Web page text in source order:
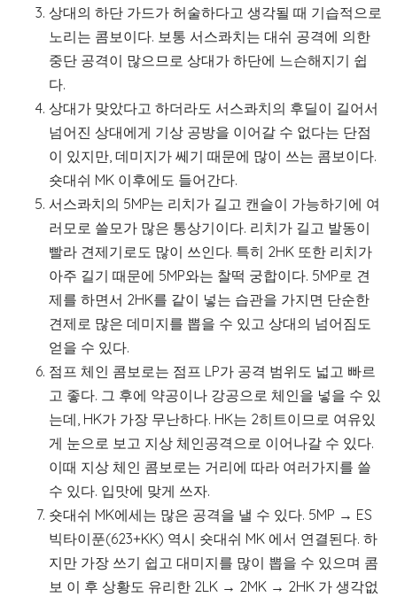
상대의 하단 가드가 허술하다고 생각될 때 기습적으로
노리는 콤보이다. 보통 서스콰치는 대쉬 공격에 의한
중단 공격이 많으므로 상대가 하단에 느슨해지기 쉽
다.
상대가 맞았다고 하더라도 서스콰치의 후딜이 길어서
넘어진 상대에게 기상 공방을 이어갈 수 없다는 단점
이 있지만, 데미지가 쎄기 때문에 많이 쓰는 콤보이다.
숏대쉬 MK 이후에도 들어간다.
서스콰치의 5MP는 리치가 길고 캔슬이 가능하기에 여
러모로 쓸모가 많은 통상기이다. 리치가 길고 발동이
빨라 견제기로도 많이 쓰인다. 특히 2HK 또한 리치가
아주 길기 때문에 5MP와는 찰떡 궁합이다. 5MP로 견
제를 하면서 2HK를 같이 넣는 습관을 가지면 단순한
견제로 많은 데미지를 뽑을 수 있고 상대의 넘어짐도
얻을 수 있다.
점프 체인 콤보로는 점프 LP가 공격 범위도 넓고 빠르
고 좋다. 그 후에 약공이나 강공으로 체인을 넣을 수 있
는데, HK가 가장 무난하다. HK는 2히트이므로 여유있
게 눈으로 보고 지상 체인공격으로 이어나갈 수 있다.
이때 지상 체인 콤보로는 거리에 따라 여러가지를 쓸
수 있다. 입맛에 맞게 쓰자.
숏대쉬 MK에세는 많은 공격을 낼 수 있다. 5MP → ES
빅타이푼(623+KK) 역시 숏대쉬 MK 에서 연결된다. 하
지만 가장 쓰기 쉽고 대미지를 많이 뽑을 수 있으며 콤
보 이 후 상황도 유리한 2LK → 2MK → 2HK 가 생각없